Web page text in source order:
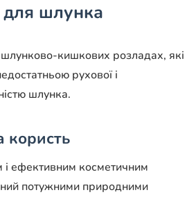
шлунка
кишкових розладах, які
рухової і
шлунка.
користь
і ефективним косметичним
потужними природними